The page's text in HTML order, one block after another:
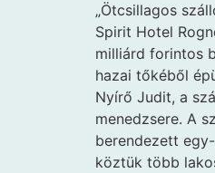
„Ötcsillagos
Spirit Hotel
milliárd forintos
hazai tőkéből
Nyírő Judit, a
menedzsere. A
berendezett
köztük több